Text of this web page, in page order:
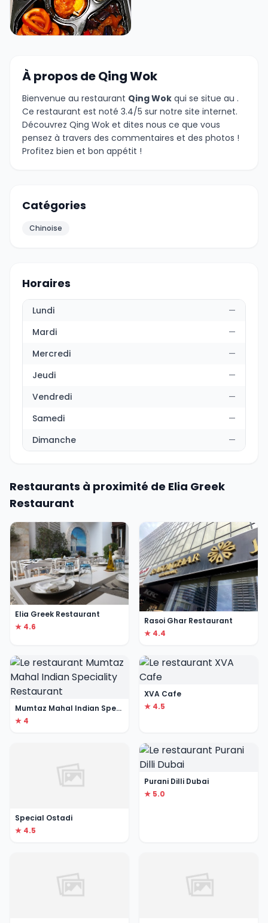
À propos de Qing Wok
Bienvenue au restaurant Qing Wok qui se situe au .
Ce restaurant est noté 3.4/5 sur notre site internet.
Découvrez Qing Wok et dites nous ce que vous
pensez à travers des commentaires et des photos !
Profitez bien et bon appétit !
Catégories
Chinoise
Horaires
Lundi
—
Mardi
—
Mercredi
—
Jeudi
—
Vendredi
—
Samedi
—
Dimanche
—
Restaurants à proximité de Elia Greek
Restaurant
Elia Greek Restaurant
★ 4.6
Rasoi Ghar Restaurant
★ 4.4
Mumtaz Mahal Indian Speciality Restaurant
★ 4
XVA Cafe
★ 4.5
Special Ostadi
★ 4.5
Purani Dilli Dubai
★ 5.0